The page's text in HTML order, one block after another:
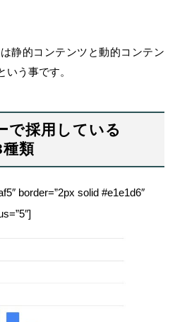
静的コンテンツと動的コンテン
う事です。
で採用している
類
border=”2px solid #e1e1d6″